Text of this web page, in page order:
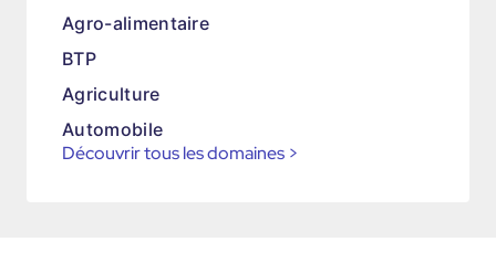
Agro-alimentaire
BTP
Agriculture
Automobile
Découvrir tous les domaines >